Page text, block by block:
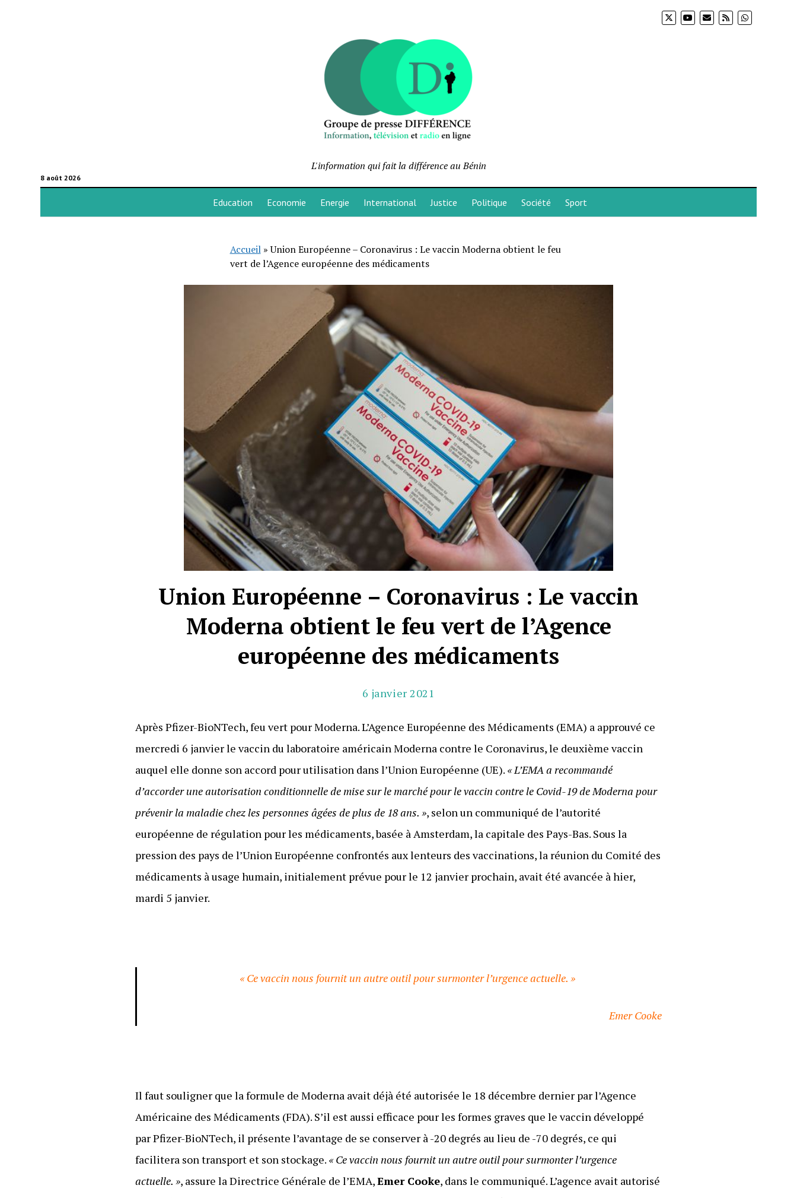
8 août 2026
L'information qui fait la différence au Bénin
Education Economie Energie International Justice Politique Société Sport
Accueil»Union Européenne – Coronavirus : Le vaccin Moderna obtient le feu
vert de l’Agence européenne des médicaments
Union Européenne – Coronavirus : Le vaccin
Moderna obtient le feu vert de l’Agence
européenne des médicaments
6 janvier 2021
Après Pfizer-BioNTech, feu vert pour Moderna. L’Agence Européenne des Médicaments (EMA) a approuvé ce
mercredi 6 janvier le vaccin du laboratoire américain Moderna contre le Coronavirus, le deuxième vaccin
auquel elle donne son accord pour utilisation dans l’Union Européenne (UE). « L’EMA a recommandé
d’accorder une autorisation conditionnelle de mise sur le marché pour le vaccin contre le Covid-19 de Moderna pour
prévenir la maladie chez les personnes âgées de plus de 18 ans. », selon un communiqué de l’autorité
européenne de régulation pour les médicaments, basée à Amsterdam, la capitale des Pays-Bas. Sous la
pression des pays de l’Union Européenne confrontés aux lenteurs des vaccinations, la réunion du Comité des
médicaments à usage humain, initialement prévue pour le 12 janvier prochain, avait été avancée à hier,
mardi 5 janvier.
« Ce vaccin nous fournit un autre outil pour surmonter l’urgence actuelle. »
Emer Cooke
Il faut souligner que la formule de Moderna avait déjà été autorisée le 18 décembre dernier par l’Agence
Américaine des Médicaments (FDA). S’il est aussi efficace pour les formes graves que le vaccin développé
par Pfizer-BioNTech, il présente l’avantage de se conserver à -20 degrés au lieu de -70 degrés, ce qui
facilitera son transport et son stockage. « Ce vaccin nous fournit un autre outil pour surmonter l’urgence
actuelle. », assure la Directrice Générale de l’EMA,Emer Cooke, dans le communiqué. L’agence avait autorisé